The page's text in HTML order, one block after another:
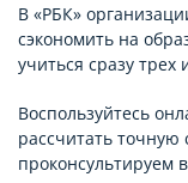
В «РБК»
сэкономить на
учиться сразу трех
Воспользуйтесь
рассчитать
проконсультируем